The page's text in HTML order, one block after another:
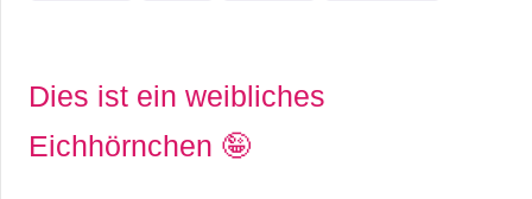
Dies ist ein weibliches
Eichhörnchen 🤪